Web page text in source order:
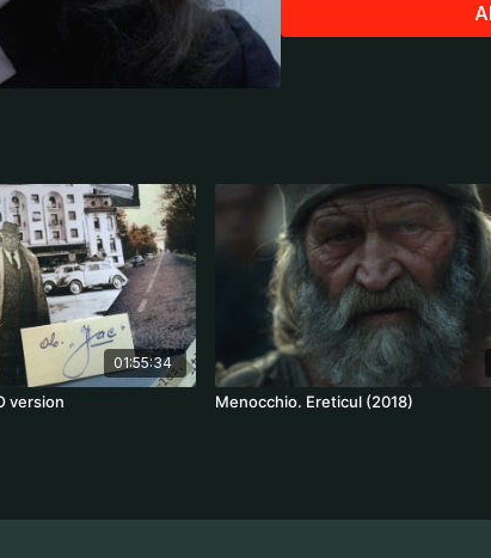
01:55:34
version Menocchio. Ereticul (2018)